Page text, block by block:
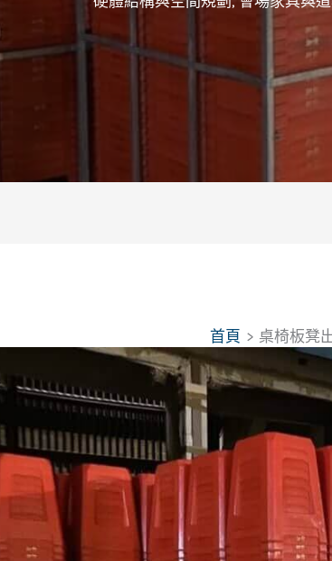
首頁 桌椅板凳